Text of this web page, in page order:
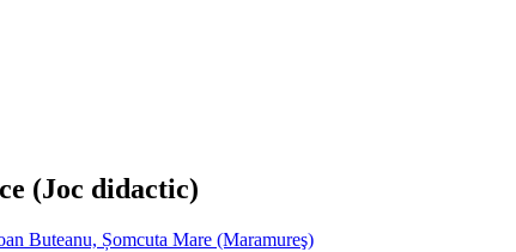
(Joc didactic)
Buteanu, Șomcuta Mare (Maramureş)